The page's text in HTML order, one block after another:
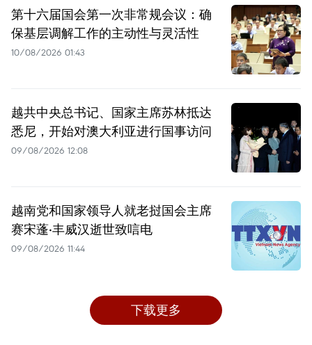
第十六届国会第一次非常规会议：确
保基层调解工作的主动性与灵活性
10/08/2026 01:43
越共中央总书记、国家主席苏林抵达
悉尼，开始对澳大利亚进行国事访问
09/08/2026 12:08
越南党和国家领导人就老挝国会主席
赛宋蓬·丰威汉逝世致唁电
09/08/2026 11:44
下载更多